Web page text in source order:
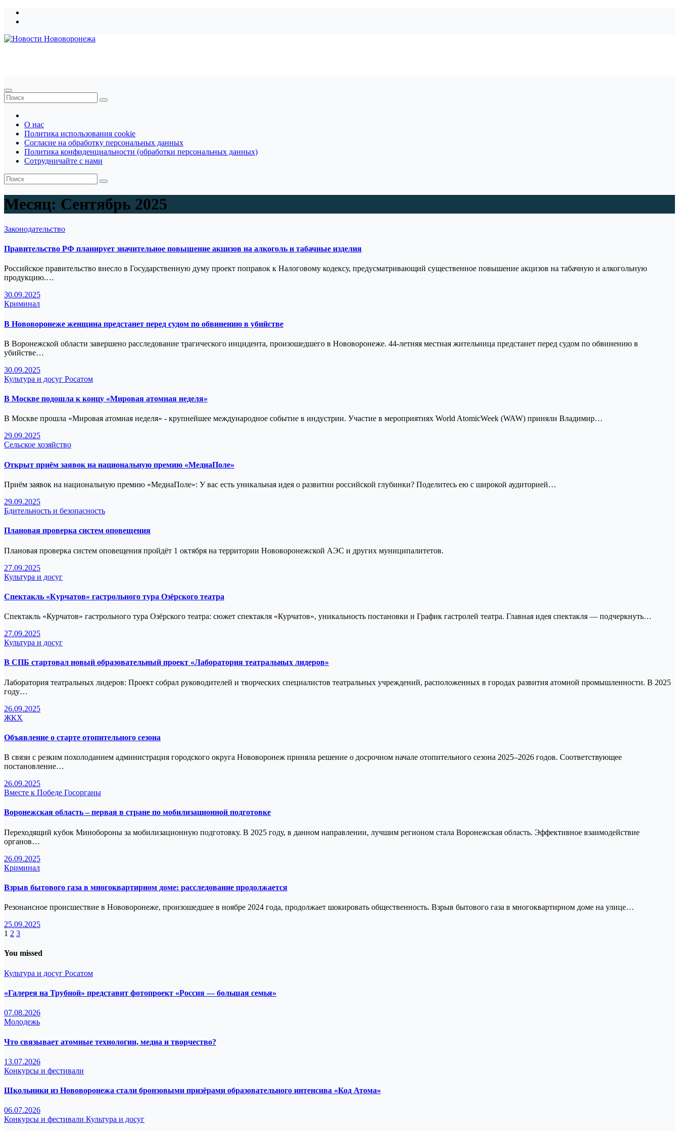
Перейти
О нас
Политика использования cookie
Согласие на обработку персональных данных
Политика конфиденциальности (обработки персональных данных)
Сотрудничайте с нами
Месяц: Сентябрь 2025
Законодательство
Правительство РФ планирует значительное повышение акцизов на алкоголь и табачные изделия
Российское правительство внесло в Государственную думу проект поправок к Налоговому кодексу, предусматривающий существенное повышение акцизов на табачную и алкогольную
продукцию.…
30.09.2025
Криминал
В Нововоронеже женщина предстанет перед судом по обвинению в убийстве
В Воронежской области завершено расследование трагического инцидента, произошедшего в Нововоронеже. 44-летняя местная жительница предстанет перед судом по обвинению в
убийстве…
30.09.2025
Культура и досуг Росатом
В Москве подошла к концу «Мировая атомная неделя»
В Москве прошла «Мировая атомная неделя» - крупнейшее международное событие в индустрии. Участие в мероприятиях World AtomicWeek (WAW) приняли Владимир…
29.09.2025
Сельское хозяйство
Открыт приём заявок на национальную премию «МедиаПоле»
Приём заявок на национальную премию «МедиаПоле»: У вас есть уникальная идея о развитии российской глубинки? Поделитесь ею с широкой аудиторией…
29.09.2025
Бдительность и безопасность
Плановая проверка систем оповещения
Плановая проверка систем оповещения пройдёт 1 октября на территории Нововоронежской АЭС и других муниципалитетов.
27.09.2025
Культура и досуг
Спектакль «Курчатов» гастрольного тура Озёрского театра
Спектакль «Курчатов» гастрольного тура Озёрского театра: сюжет спектакля «Курчатов», уникальность постановки и График гастролей театра. Главная идея спектакля — подчеркнуть…
27.09.2025
Культура и досуг
В СПБ стартовал новый образовательный проект «Лаборатория театральных лидеров»
Лаборатория театральных лидеров: Проект собрал руководителей и творческих специалистов театральных учреждений, расположенных в городах развития атомной промышленности. В 2025
году…
26.09.2025
ЖКХ
Объявление о старте отопительного сезона
В связи с резким похолоданием администрация городского округа Нововоронеж приняла решение о досрочном начале отопительного сезона 2025–2026 годов. Соответствующее
постановление…
26.09.2025
Вместе к Победе Госорганы
Воронежская область – первая в стране по мобилизационной подготовке
Переходящий кубок Минобороны за мобилизационную подготовку. В 2025 году, в данном направлении, лучшим регионом стала Воронежская область. Эффективное взаимодействие
органов…
26.09.2025
Криминал
Взрыв бытового газа в многоквартирном доме: расследование продолжается
Резонансное происшествие в Нововоронеже, произошедшее в ноябре 2024 года, продолжает шокировать общественность. Взрыв бытового газа в многоквартирном доме на улице…
25.09.2025
Пагинация
записей
1 2 3
You missed
Культура и досуг Росатом
«Галерея на Трубной» представит фотопроект «Россия — большая семья»
07.08.2026
Молодежь
Что связывает атомные технологии, медиа и творчество?
13.07.2026
Конкурсы и фестивали
Школьники из Нововоронежа стали бронзовыми призёрами образовательного интенсива «Код Атома»
06.07.2026
Конкурсы и фестивали Культура и досуг